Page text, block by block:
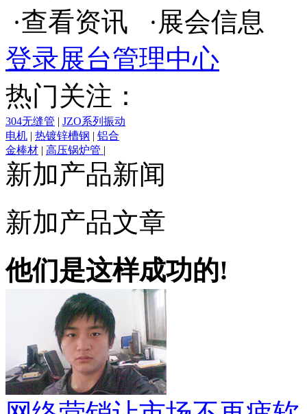
·查看资讯 ·展会信息
登录展台管理中心
热门关注：
304无缝管 | JZO系列振动
电机 | 热镀锌槽钢 | 铝合
金棒材 | 高压锅炉管 |
WZS型直线筛|镀锌圆钢|
热镀锌角钢
| 石油裂化管|
YZO型振动电机
Incone
|
90度焊接弯头
新加产品新闻
新加产品文章
他们是这样成功的!